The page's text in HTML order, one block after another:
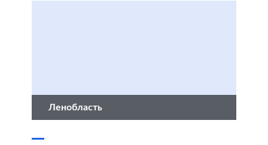
Ленобласть